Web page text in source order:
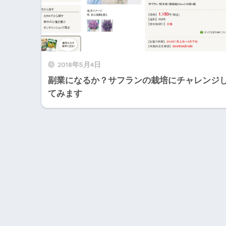
2018年5月4日
副業になるか？サフランの栽培にチャレンジ
てみます